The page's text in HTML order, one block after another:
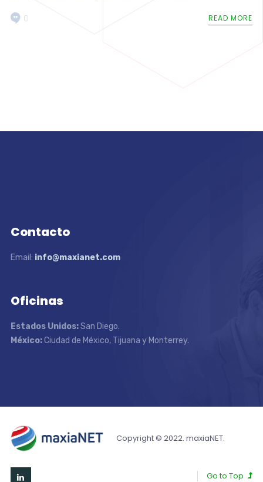
READ MORE
0
Contacto
Email: info@maxianet.com
Oficinas
Estados Unidos:San Diego.
México:Ciudad de México, Tijuana y Monterrey.
Copyright © 2022. maxiaNET.
Go to Top